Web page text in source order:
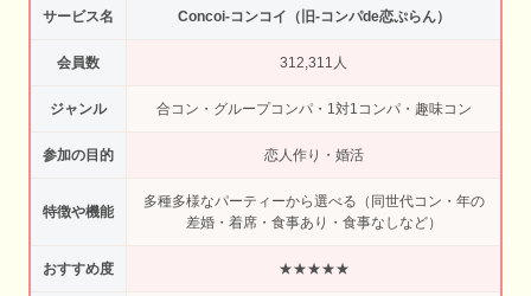
サービス名 Concoi-コンコイ（旧-コンパde恋ぷらん）
会員数 312,311人
ジャンル 合コン・グループコンパ・1対1コンパ・趣味コン
参加の目的 恋人作り・婚活
特徴や機能
多種多様なパーティーから選べる（同世代コン・年の
差婚・着席・食事あり・食事なしなど）
おすすめ度 ★★★★★